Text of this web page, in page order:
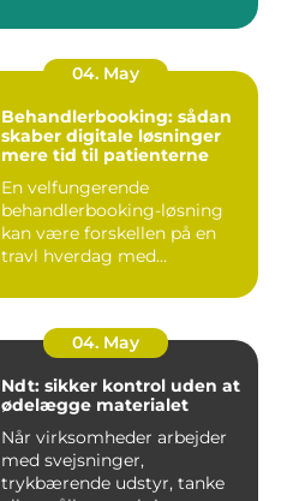
04. May
Behandlerbooking: sådan
skaber digitale løsninger
mere tid til patienterne
En velfungerende
behandlerbooking-løsning
kan være forskellen på en
travl hverdag med
04. May
Ndt: sikker kontrol uden at
ødelægge materialet
Når virksomheder arbejder
med svejsninger,
trykbærende udstyr, tanke